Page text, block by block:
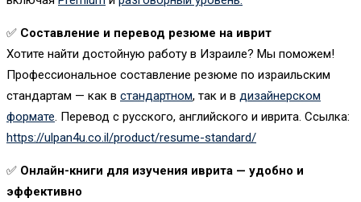
✅ Составление и перевод резюме на иврит
Хотите найти достойную работу в Израиле? Мы поможем!
Профессиональное составление резюме по израильским
стандартам — как в стандартном, так и в дизайнерском
формате. Перевод с русского, английского и иврита. Ссылка:
https://ulpan4u.co.il/product/resume-standard/
✅ Онлайн-книги для изучения иврита — удобно и
эффективно